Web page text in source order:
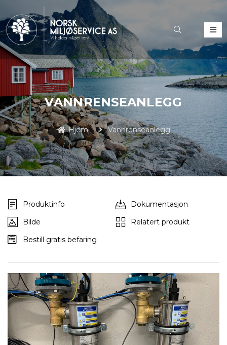
VANNRENSEANLEGG
Hjem Vannrenseanlegg
Produktinfo
Dokumentasjon
Bilde
Relatert produkt
Bestill gratis befaring